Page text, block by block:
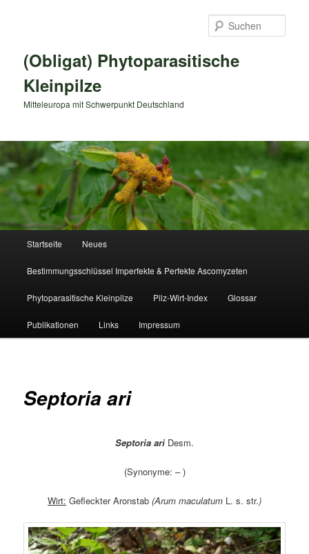
(Obligat) Phytoparasitische
Kleinpilze
Mitteleuropa mit Schwerpunkt Deutschland
Startseite Neues
Bestimmungsschlüssel Imperfekte & Perfekte Ascomyzeten
Phytoparasitische Kleinpilze Pilz-Wirt-Index Glossar
Publikationen Links Impressum
Septoria ari
Septoria ari Desm.
(Synonyme: –)
Wirt: Gefleckter Aronstab (Arum maculatum L. s. str.)